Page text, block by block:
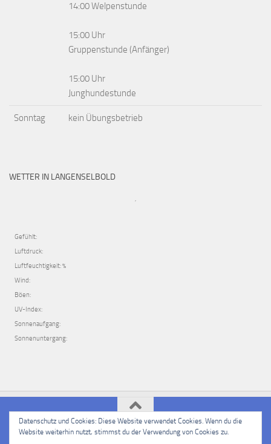
14:00 Welpenstunde
15:00 Uhr
Gruppenstunde (Anfänger)
15:00 Uhr
Junghundestunde
Sonntag kein Übungsbetrieb
WETTER IN LANGENSELBOLD
,
Gefühlt:
Luftdruck:
Luftfeuchtigkeit: %
Wind:
Böen:
UV-Index:
Sonnenaufgang:
Sonnenuntergang:
PSSV e.V. Langenselbold © 2026. Alle Rechte vorbehalten.
Datenschutz und Cookies: Diese Website verwendet Cookies. Wenn du die
Website weiterhin nutzt, stimmst du der Verwendung von Cookies zu.